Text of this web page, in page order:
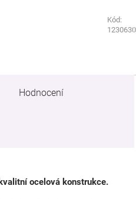
Kód:
Kód:
Hodnocení
ocelová konstrukce.